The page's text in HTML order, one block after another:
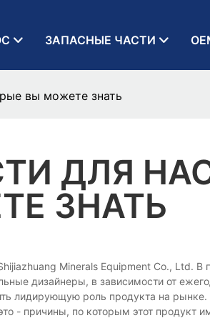
ЗАПАСНЫЕ ЧАСТИ
вы можете знать
ДЛЯ
ЗНАТЬ
Minerals Equipment Co., Ltd.
дизайнеры, в зависимости от
лидирующую роль продукта на
- причины, по которым этот продукт